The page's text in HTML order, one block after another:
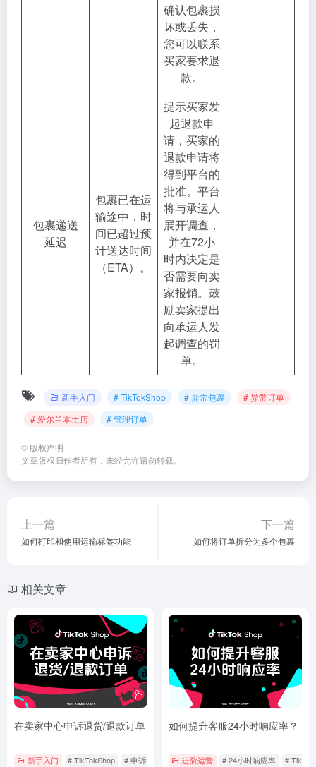
确认包裹损
坏或丢失，
您可以联系
买家要求退
款。
包裹递送
延迟
包裹已在运
输途中，时
间已超过预
计送达时间
（ETA）。
提示买家发
起退款申
请，买家的
退款申请将
得到平台的
批准。平台
将与承运人
展开调查，
并在72小
时内决定是
否需要向卖
家报销。鼓
励卖家提出
向承运人发
起调查的罚
单。
新手入门 # TikTokShop # 异常包裹
# 异常订单
# 爱尔兰本土店
# 管理订单
© 版权声明
文章版权归作者所有，未经允许请勿转载。
上一篇
如何打印和使用运输标签功能
下一篇
如何将订单拆分为多个包裹
相关文章
在卖家中心申诉退货/退款订单
新手入门 # TikTokShop # 申诉订单 # 管理订单
如何提升客服24小时响应率？
进阶运营 # 24小时响应率 #